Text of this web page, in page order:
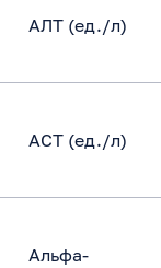
АЛТ (ед./л)
АСТ (ед./л)
Альфа-